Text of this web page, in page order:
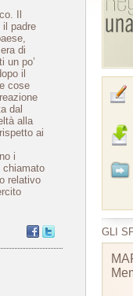
Il
il padre
di
un po’
il
cose
dal
alla
ai
i
chiamato
relativo
GLI